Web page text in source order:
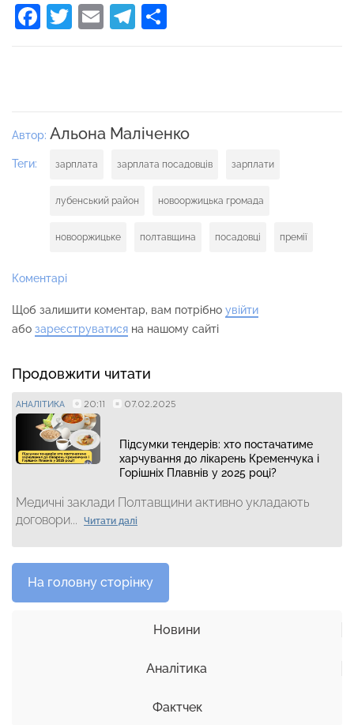
Facebook
Twitter
EmailTelegram
Автор: Альона Маліченко
Теги: зарплата зарплата посадовців зарплати
лубенський район новооржицька громада
новооржицьке полтавщина посадовці премії
Коментарі
Щоб залишити коментар, вам потрібно увійти
або зареєструватися на нашому сайті
Продовжити читати
АНАЛІТИКА 20:11 07.02.2025
Підсумки тендерів: хто постачатиме
харчування до лікарень Кременчука і
Горішніх Плавнів у 2025 році?
Медичні заклади Полтавщини активно укладають
договори...
Читати далі
На головну сторінку
Новини
Аналітика
Фактчек